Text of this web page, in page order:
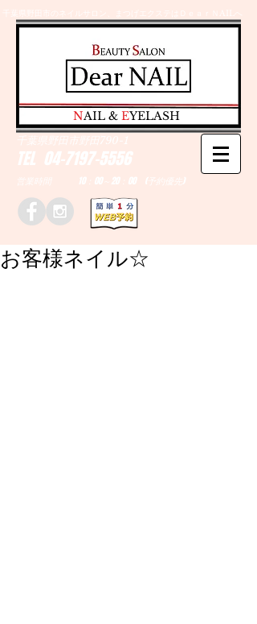
千葉県野田市のネイルサロン、まつげエクステはＤｅａｒＮAILへ
TEL 04-7197-5556
営業時間 10：00～20：00 (予約優先)
千葉県野田市野田790-1
​NAIL & EYELASH
お客様ネイル☆